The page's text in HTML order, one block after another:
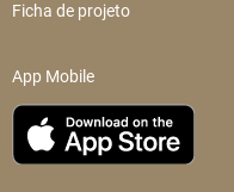
Ficha de projeto
App Mobile